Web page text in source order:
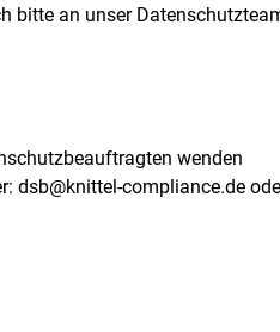
bitte an unser
wenden
dsb@knittel-compliance.de